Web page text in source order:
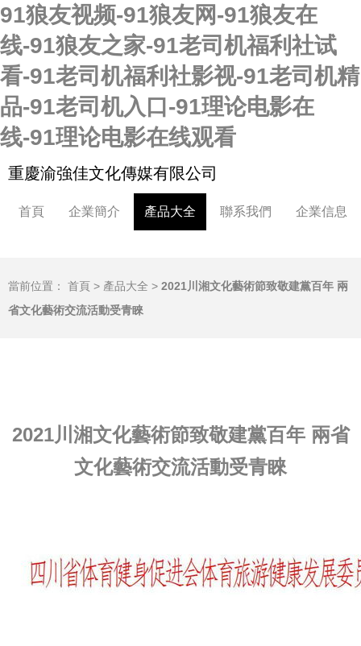
91狼友视频-91狼友网-91狼友在
线-91狼友之家-91老司机福利社试
看-91老司机福利社影视-91老司机精
品-91老司机入口-91理论电影在
线-91理论电影在线观看
重慶渝強佳文化傳媒有限公司
首頁 企業簡介 產品大全 聯系我們 企業信息
當前位置： 首頁 > 產品大全 > 2021川湘文化藝術節致敬建黨百年 兩
省文化藝術交流活動受青睞
2021川湘文化藝術節致敬建黨百年 兩省
文化藝術交流活動受青睞